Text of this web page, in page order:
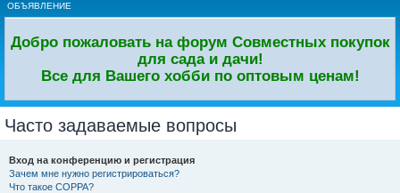
ОБЪЯВЛЕНИЕ
Добро пожаловать на форум Совместных покупок
для сада и дачи!
Все для Вашего хобби по оптовым ценам!
Часто задаваемые вопросы
Вход на конференцию и регистрация
Зачем мне нужно регистрироваться?
Что такое COPPA?